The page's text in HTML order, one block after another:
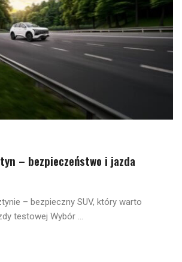
– bezpieczeństwo i jazda
– bezpieczny SUV, który warto
testowej Wybór ...